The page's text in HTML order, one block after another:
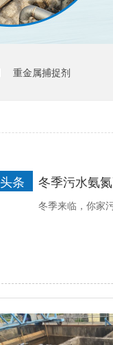
重金属捕捉剂
冬季污水氨
头条
冬季来临，你家